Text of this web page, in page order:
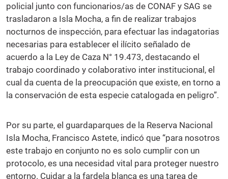
policial junto con funcionarios/as de CONAF y SAG se
trasladaron a Isla Mocha, a fin de realizar trabajos
nocturnos de inspección, para efectuar las indagatorias
necesarias para establecer el ilícito señalado de
acuerdo a la Ley de Caza N° 19.473, destacando el
trabajo coordinado y colaborativo inter institucional, el
cual da cuenta de la preocupación que existe, en torno a
la conservación de esta especie catalogada en peligro”.
Por su parte, el guardaparques de la Reserva Nacional
Isla Mocha, Francisco Astete, indicó que “para nosotros
este trabajo en conjunto no es solo cumplir con un
protocolo, es una necesidad vital para proteger nuestro
entorno. Cuidar a la fardela blanca es una tarea de